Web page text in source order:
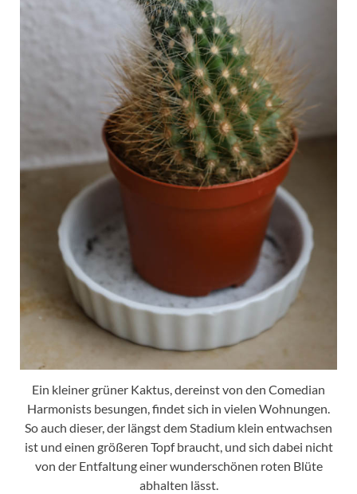
Ein kleiner grüner Kaktus, dereinst von den Comedian
Harmonists besungen, findet sich in vielen Wohnungen.
So auch dieser, der längst dem Stadium klein entwachsen
ist und einen größeren Topf braucht, und sich dabei nicht
von der Entfaltung einer wunderschönen roten Blüte
abhalten lässt.